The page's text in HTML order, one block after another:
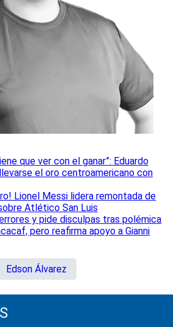
que ver con el ganar”: Eduardo
el oro centroamericano con
Lionel Messi lidera remontada de
Atlético San Luis
y pide disculpas tras polémica
pero reafirma apoyo a Gianni
Edson Álvarez